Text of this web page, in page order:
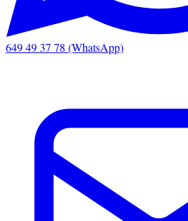
649 49 37 78 (WhatsApp)